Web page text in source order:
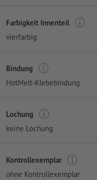
Farbigkeit Innenteil
vierfarbig
Bindung
HotMelt-Klebebindung
Lochung
keine Lochung
Kontrollexemplar
ohne Kontrollexemplar